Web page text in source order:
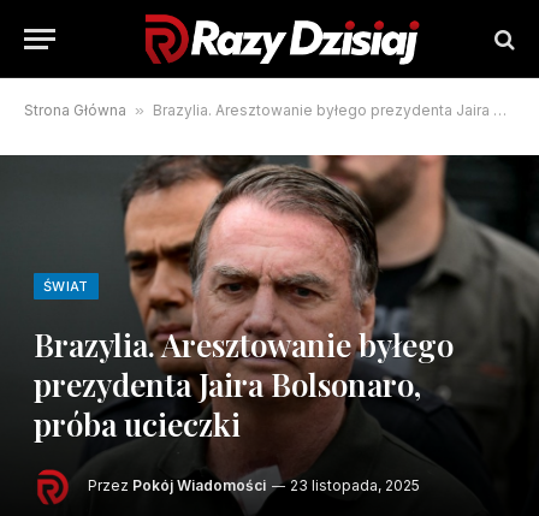
Strona Główna » Brazylia. Aresztowanie byłego prezydenta Jaira Bolsonaro, próba ucieczki
ŚWIAT
Brazylia. Aresztowanie byłego
prezydenta Jaira Bolsonaro,
próba ucieczki
Przez Pokój Wiadomości 23 listopada, 2025